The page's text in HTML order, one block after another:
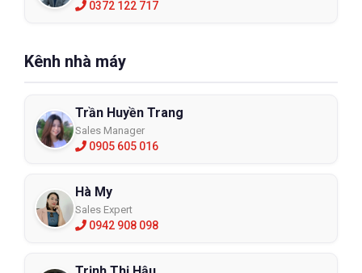
0372 122 717
Kênh nhà máy
Trần Huyền Trang
Sales Manager
0905 605 016
Hà My
Sales Expert
0942 908 098